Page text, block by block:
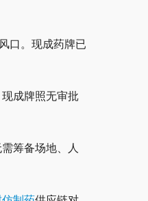
口。现成药牌已
成牌照无审批
筹备场地、人